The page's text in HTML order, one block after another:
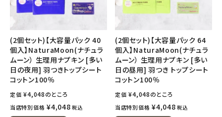
(2個セット)【大容量パック 40
個入】NaturaMoon(ナチュラ
ムーン） 生理用ナプキン [多い
日の夜用] 羽つきトップシート
コットン100％
定価 ¥4,048のところ
当店特別価格 ¥4,048 税込
(2個セット)【大容量パック 64
個入】NaturaMoon(ナチュラ
ムーン） 生理用ナプキン [多い
日の昼用] 羽つき トップシート
コットン100％
定価 ¥4,048のところ
当店特別価格 ¥4,048 税込